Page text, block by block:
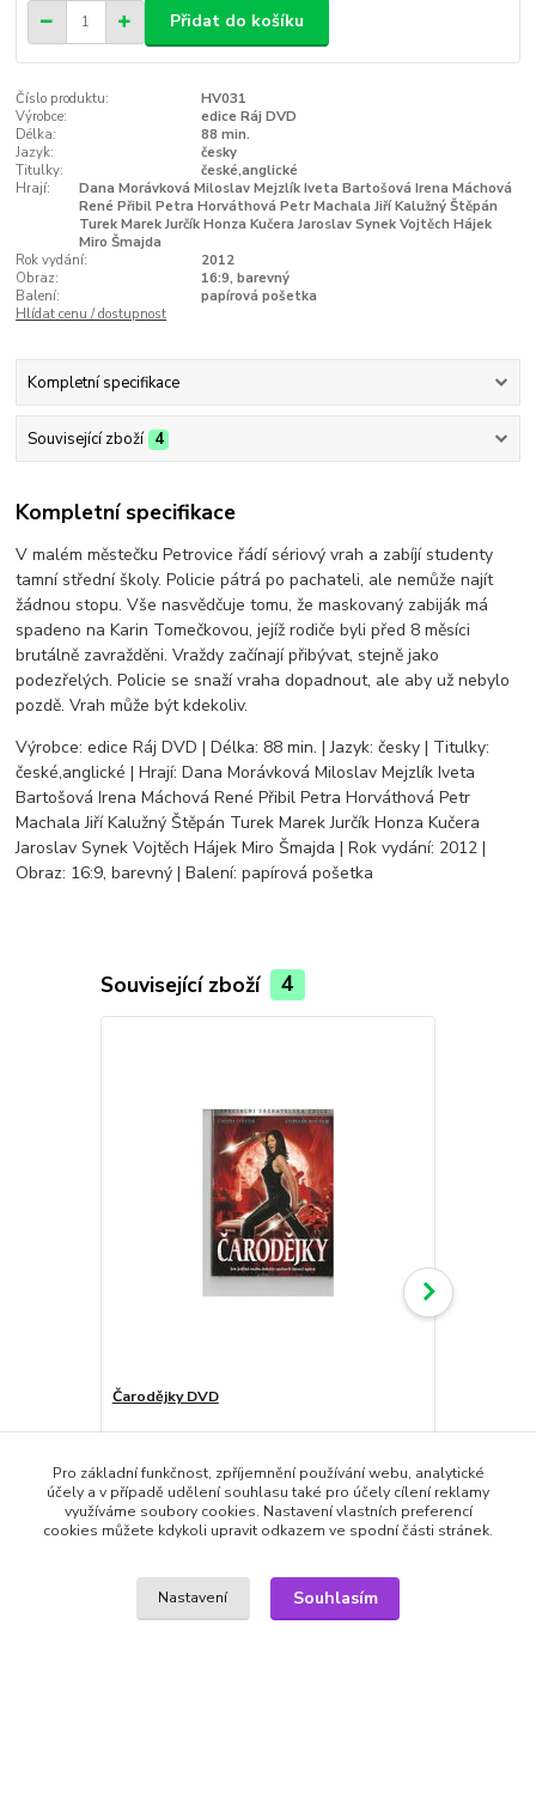
Přidat do košíku
Číslo produktu:
HV031
Výrobce:
edice Ráj DVD
Délka:
88 min.
Jazyk:
česky
Titulky:
české,anglické
Hrají:
Dana Morávková Miloslav Mejzlík Iveta Bartošová Irena Máchová
René Přibil Petra Horváthová Petr Machala Jiří Kalužný Štěpán
Turek Marek Jurčík Honza Kučera Jaroslav Synek Vojtěch Hájek
Miro Šmajda
Rok vydání:
2012
Obraz:
16:9, barevný
Balení:
papírová pošetka
Hlídat cenu / dostupnost
Kompletní specifikace
Související zboží 4
Kompletní specifikace
V malém městečku Petrovice řádí sériový vrah a zabíjí studenty
tamní střední školy. Policie pátrá po pachateli, ale nemůže najít
žádnou stopu. Vše nasvědčuje tomu, že maskovaný zabiják má
spadeno na Karin Tomečkovou, jejíž rodiče byli před 8 měsíci
brutálně zavražděni. Vraždy začínají přibývat, stejně jako
podezřelých. Policie se snaží vraha dopadnout, ale aby už nebylo
pozdě. Vrah může být kdekoliv.
Výrobce: edice Ráj DVD | Délka: 88 min. | Jazyk: česky | Titulky:
české,anglické | Hrají: Dana Morávková Miloslav Mejzlík Iveta
Bartošová Irena Máchová René Přibil Petra Horváthová Petr
Machala Jiří Kalužný Štěpán Turek Marek Jurčík Honza Kučera
Jaroslav Synek Vojtěch Hájek Miro Šmajda | Rok vydání: 2012 |
Obraz: 16:9, barevný | Balení: papírová pošetka
Související zboží 4
Čarodějky DVD
81,82 Kčbez DPH
Přidat do košíku
40,50 Kč
Pro základní funkčnost, zpříjemnění používání webu, analytické
účely a v případě udělení souhlasu také pro účely cílení reklamy
využíváme soubory cookies. Nastavení vlastních preferencí
cookies můžete kdykoli upravit odkazem ve spodní části stránek.
Nastavení Souhlasím